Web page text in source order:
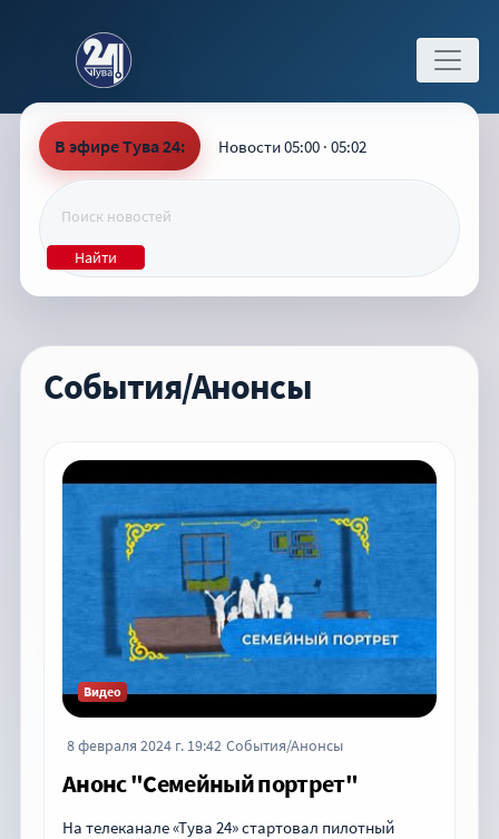
В эфире Тува 24: Новости 05:00 · 05:02
Найти
События/Анонсы
Видео
8 февраля 2024 г. 19:42 События/Анонсы
Анонс "Семейный портрет"
На телеканале «Тува 24» стартовал пилотный